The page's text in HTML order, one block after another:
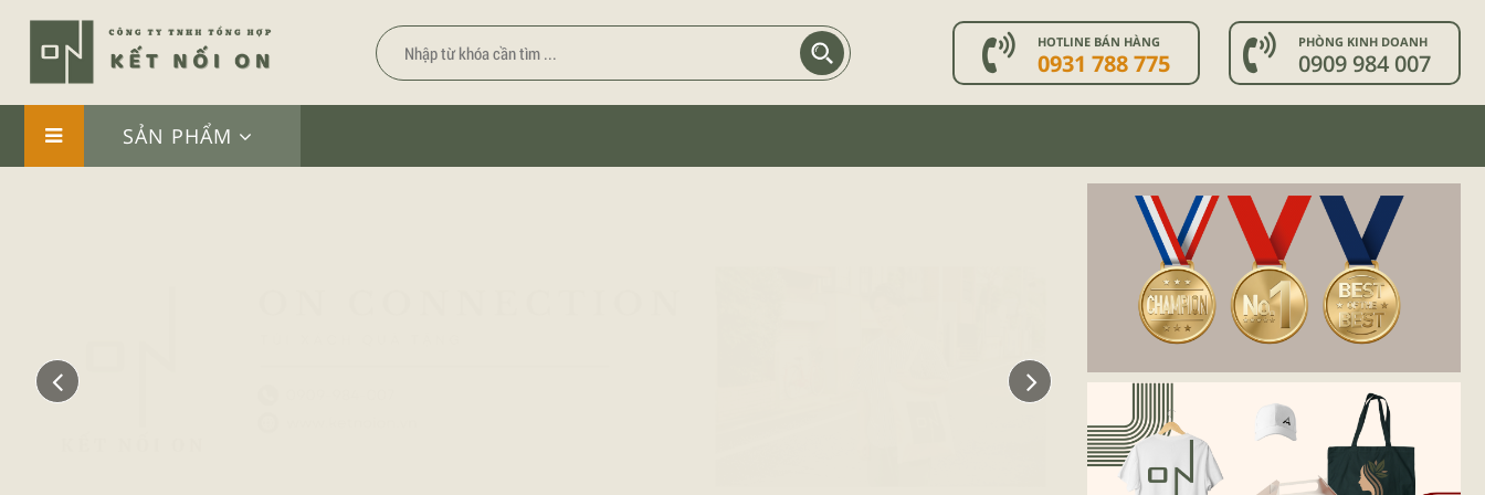
HOTLINE BÁN HÀNG
0931 788 775
PHÒNG KINH DOANH
0909 984 007
SẢN PHẨM